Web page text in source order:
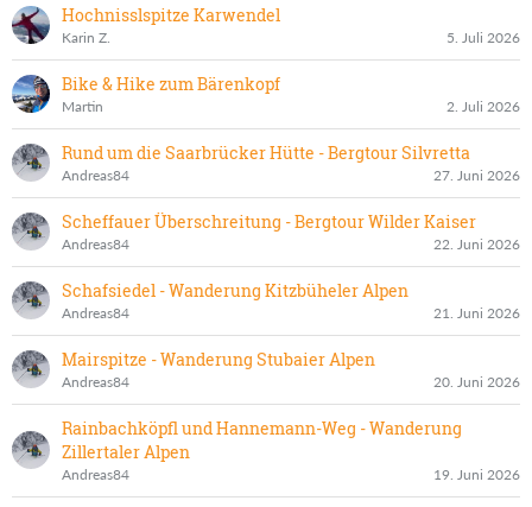
Hochnisslspitze Karwendel
Karin Z. 5. Juli 2026
Bike & Hike zum Bärenkopf
Martin 2. Juli 2026
Rund um die Saarbrücker Hütte - Bergtour Silvretta
Andreas84 27. Juni 2026
Scheffauer Überschreitung - Bergtour Wilder Kaiser
Andreas84 22. Juni 2026
Schafsiedel - Wanderung Kitzbüheler Alpen
Andreas84 21. Juni 2026
Mairspitze - Wanderung Stubaier Alpen
Andreas84 20. Juni 2026
Rainbachköpfl und Hannemann-Weg - Wanderung
Zillertaler Alpen
Andreas84 19. Juni 2026